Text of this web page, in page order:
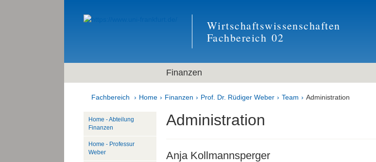
Wirtschaftswissenschaften
Fachbereich 02
Finanzen
Fachbereich Home Finanzen Prof. Dr. Rüdiger Weber Team Administration
Administration
Anja Kollmannsperger
Home - Abteilung
Finanzen
Home - Professur
Weber